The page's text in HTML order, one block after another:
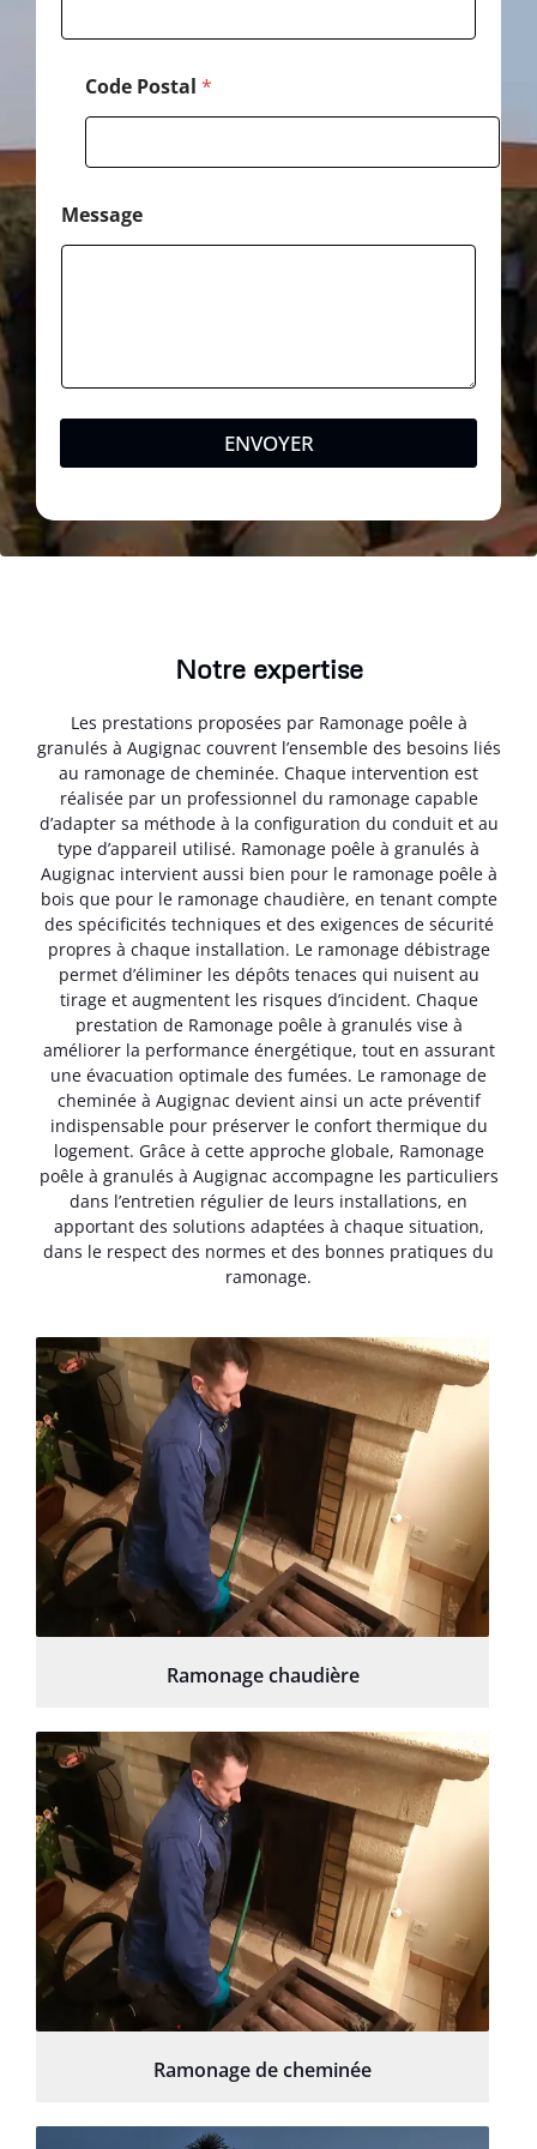
Code Postal *
Message
ENVOYER
Notre expertise
Les prestations proposées par Ramonage poêle à
granulés à Augignac couvrent l’ensemble des besoins liés
au ramonage de cheminée. Chaque intervention est
réalisée par un professionnel du ramonage capable
d’adapter sa méthode à la configuration du conduit et au
type d’appareil utilisé. Ramonage poêle à granulés à
Augignac intervient aussi bien pour le ramonage poêle à
bois que pour le ramonage chaudière, en tenant compte
des spécificités techniques et des exigences de sécurité
propres à chaque installation. Le ramonage débistrage
permet d’éliminer les dépôts tenaces qui nuisent au
tirage et augmentent les risques d’incident. Chaque
prestation de Ramonage poêle à granulés vise à
améliorer la performance énergétique, tout en assurant
une évacuation optimale des fumées. Le ramonage de
cheminée à Augignac devient ainsi un acte préventif
indispensable pour préserver le confort thermique du
logement. Grâce à cette approche globale, Ramonage
poêle à granulés à Augignac accompagne les particuliers
dans l’entretien régulier de leurs installations, en
apportant des solutions adaptées à chaque situation,
dans le respect des normes et des bonnes pratiques du
ramonage.
Ramonage chaudière
Ramonage de cheminée